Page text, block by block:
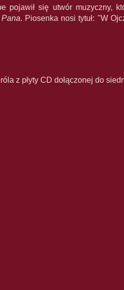
pojawił się utwór muzyczny,
. Piosenka nosi tytuł: "W
z płyty CD dołączonej do